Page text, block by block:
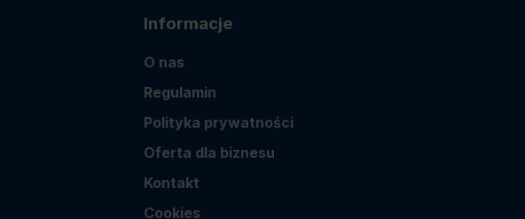
Informacje
O nas
Regulamin
Polityka prywatności
Oferta dla biznesu
Kontakt
Cookies